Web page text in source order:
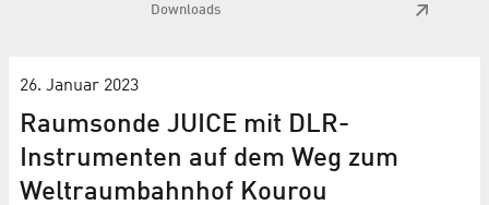
Downloads
26. Januar 2023
Raumsonde JUICE mit DLR-
Instrumenten auf dem Weg zum
Weltraumbahnhof Kourou